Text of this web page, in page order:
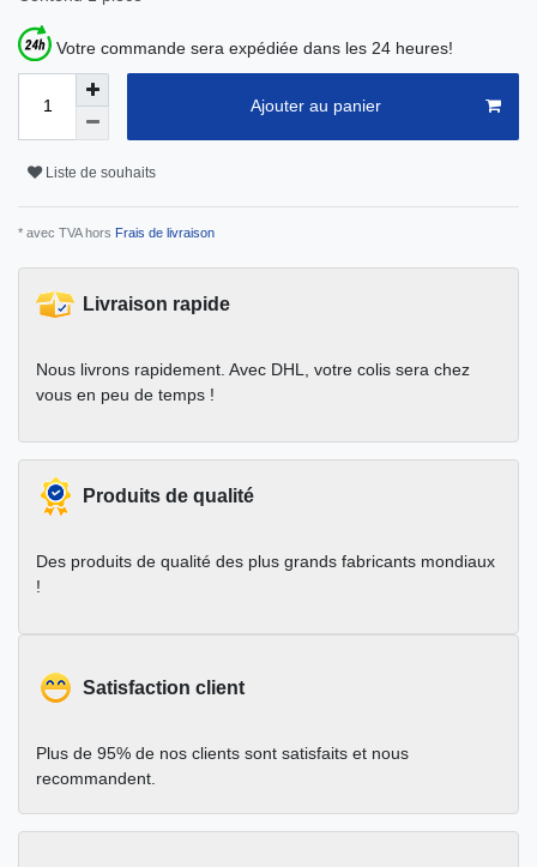
Votre commande sera expédiée dans les 24 heures!
Ajouter au panier
Liste de souhaits
* avec TVA hors Frais de livraison
Livraison rapide
Nous livrons rapidement. Avec DHL, votre colis sera chez
vous en peu de temps !
Produits de qualité
Des produits de qualité des plus grands fabricants mondiaux
!
Satisfaction client
Plus de 95% de nos clients sont satisfaits et nous
recommandent.